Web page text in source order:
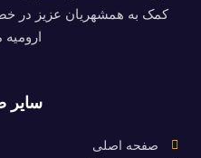
کمک به همشهریان عزیز در
ارومیه
سایر
صفحه اصلی